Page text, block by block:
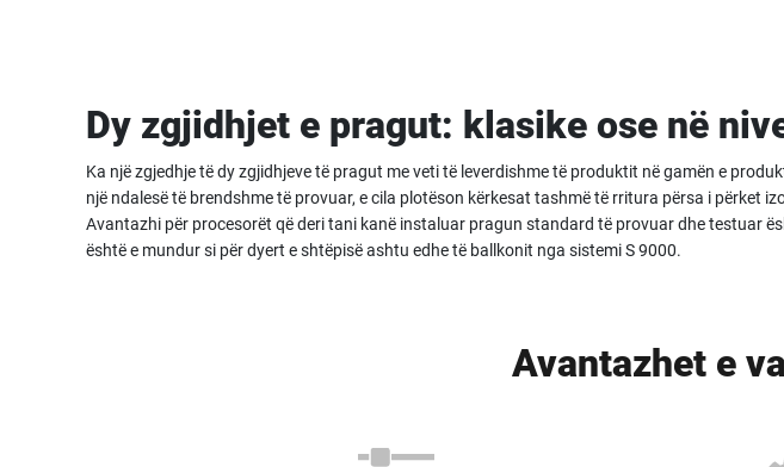
Dy zgjidhjet e pragut: klasike ose në
Ka një zgjedhje të dy zgjidhjeve të pragut me veti të leverdishme të produktit në gamën e
një ndalesë të brendshme të provuar, e cila plotëson kërkesat tashmë të rritura përsa i përket
Avantazhi për procesorët që deri tani kanë instaluar pragun standard të provuar dhe testuar
është e mundur si për dyert e shtëpisë ashtu edhe të ballkonit nga sistemi S 9000.
Avantazhet e